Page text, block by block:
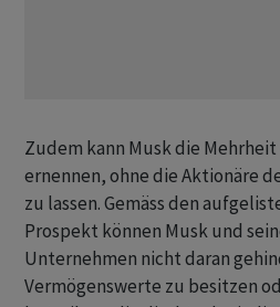
Zudem kann Musk die
ernennen, ohne die Aktionäre
zu lassen. Gemäss den
Prospekt können Musk und
Unternehmen nicht daran
Vermögenswerte zu besitzen